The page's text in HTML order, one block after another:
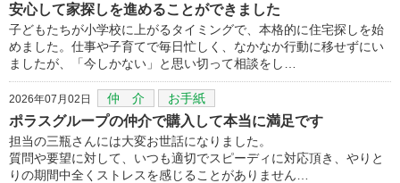
安心して家探しを進めることができました
子どもたちが小学校に上がるタイミングで、本格的に住宅探しを始
めました。仕事や子育てで毎日忙しく、なかなか行動に移せずにい
ましたが、「今しかない」と思い切って相談をし…
2026年07月02日 仲 介 お手紙
ポラスグループの仲介で購入して本当に満足です
担当の三瓶さんには大変お世話になりました。
質問や要望に対して、いつも適切でスピーディに対応頂き、やりと
りの期間中全くストレスを感じることがありません…